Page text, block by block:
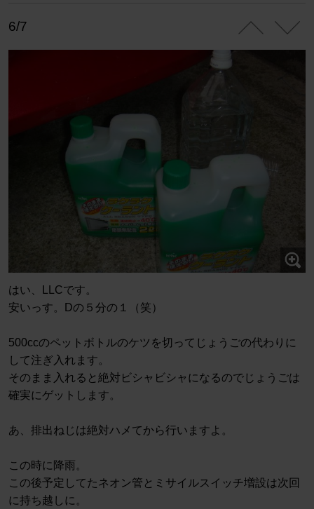
6/7
はい、LLCです。
安いっす。Dの５分の１（笑）
500ccのペットボトルのケツを切ってじょうごの代わりに
して注ぎ入れます。
そのまま入れると絶対ビシャビシャになるのでじょうごは
確実にゲットします。
あ、排出ねじは絶対ハメてから行いますよ。
この時に降雨。
この後予定してたネオン管とミサイルスイッチ増設は次回
に持ち越しに。